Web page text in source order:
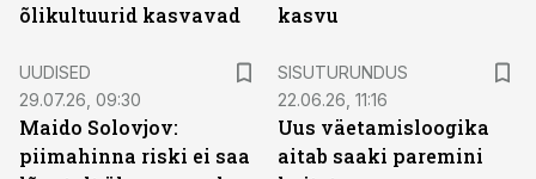
õlikultuurid kasvavad
kasvu
UUDISED
29.07.26, 09:30
Maido Solovjov:
piimahinna riski ei saa
SISUTURUNDUS
22.06.26, 11:16
Uus väetamisloogika
aitab saaki paremini